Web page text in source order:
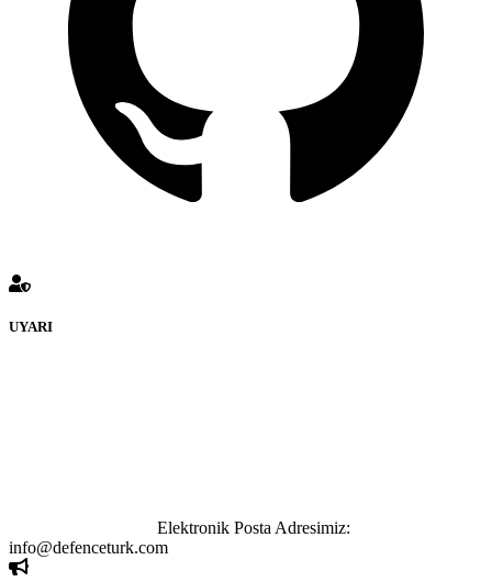
UYARI
Elektronik Posta Adresimiz:
info@defenceturk.com